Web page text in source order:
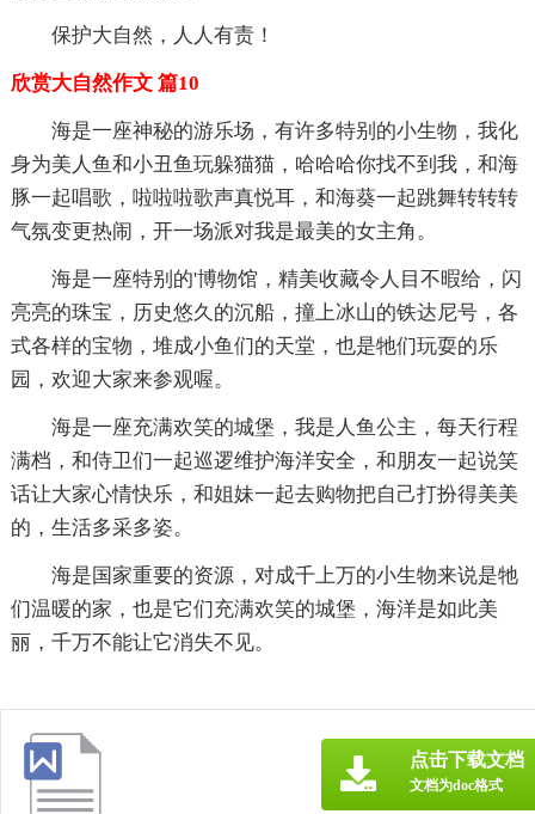
保护大自然，人人有责！
欣赏大自然作文 篇10
海是一座神秘的游乐场，有许多特别的小生物，我化
身为美人鱼和小丑鱼玩躲猫猫，哈哈哈你找不到我，和海
豚一起唱歌，啦啦啦歌声真悦耳，和海葵一起跳舞转转转
气氛变更热闹，开一场派对我是最美的女主角。
海是一座特别的'博物馆，精美收藏令人目不暇给，闪
亮亮的珠宝，历史悠久的沉船，撞上冰山的铁达尼号，各
式各样的宝物，堆成小鱼们的天堂，也是牠们玩耍的乐
园，欢迎大家来参观喔。
海是一座充满欢笑的城堡，我是人鱼公主，每天行程
满档，和侍卫们一起巡逻维护海洋安全，和朋友一起说笑
话让大家心情快乐，和姐妹一起去购物把自己打扮得美美
的，生活多采多姿。
海是国家重要的资源，对成千上万的小生物来说是牠
们温暖的家，也是它们充满欢笑的城堡，海洋是如此美
丽，千万不能让它消失不见。
点击下载文档
文档为doc格式